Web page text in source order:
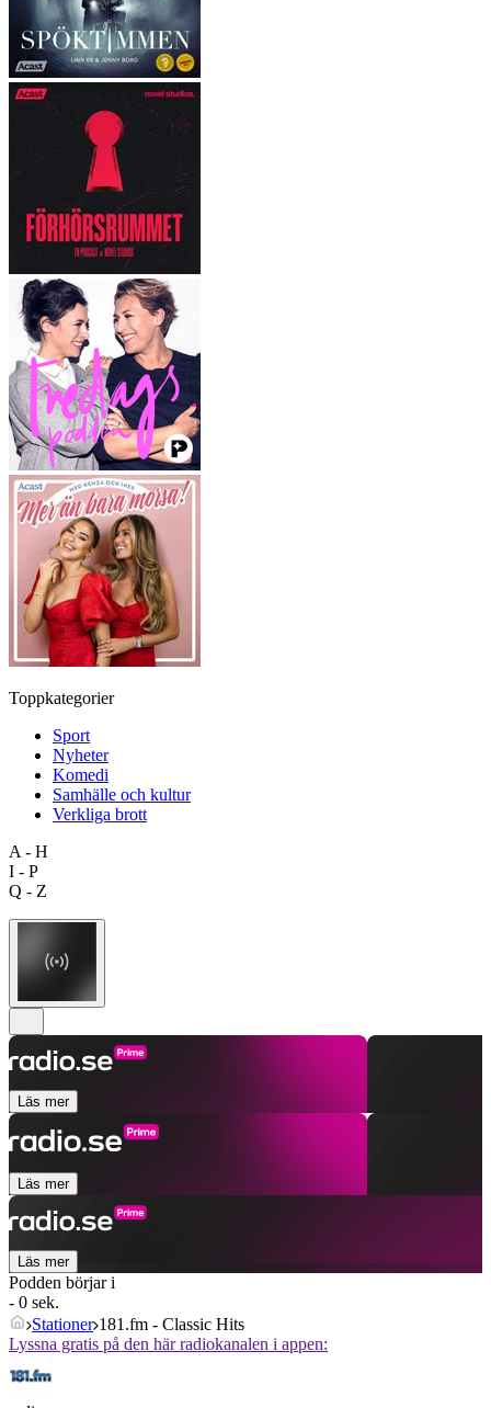
Toppkategorier
Sport
Nyheter
Komedi
Samhälle och kultur
Verkliga brott
A - H
I - P
Q - Z
Läs mer
Läs mer
Läs mer
Podden börjar i
- 0 sek.
Stationer 181.fm - Classic Hits
Lyssna gratis på den här radiokanalen i appen: